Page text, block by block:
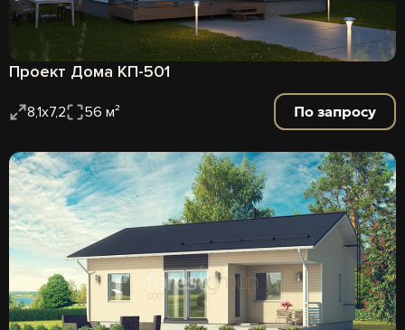
Проект Дома КП-501
8,1х7,2 56 м² По запросу